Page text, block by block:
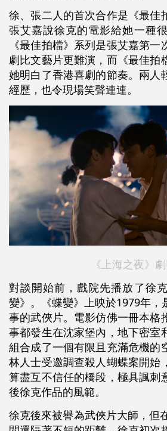
徐、張二人的首次合作是《最佳
張艾嘉說徐克的電影給她一種
《最佳拍檔》系列是張艾嘉第
劇比文藝片更難演，而《最佳拍
她明白了香港喜劇的節奏。兩人
經歷，也令現場笑聲連連。
《上海之夜》
對談開始前，戲院先播放了徐
變》。《蝶變》上映於1979年，
事的武俠片。電影仿佛一冊本格
事都發生在沈家堡內，地下密室
組合成了一個有限且充滿危機的
林人士受邀調查殺人蝴蝶案開始
算盡互不信任的橋段，極具諷刺
後徐克作品的風範。
徐克後來被譽為武俠片大師，但